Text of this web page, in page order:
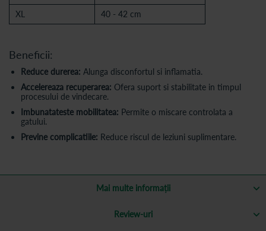
XL
40 - 42 cm
Beneficii:
Reduce durerea: Alunga disconfortul si inflamatia.
Accelereaza recuperarea: Ofera suport si stabilitate in timpul
procesului de vindecare.
Imbunatateste mobilitatea: Permite o miscare controlata a
gatului.
Previne complicatiile: Reduce riscul de leziuni suplimentare.
Mai multe informații
Review-uri